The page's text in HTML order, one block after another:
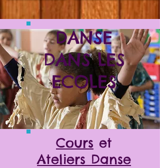
DANSE
DANS LES
ECOLES
Cours et
Ateliers Danse